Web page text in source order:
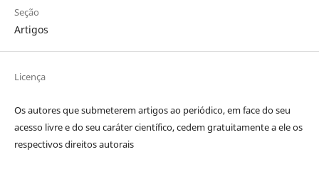
Seção
Artigos
Licença
Os autores que submeterem artigos ao periódico, em face do seu
acesso livre e do seu caráter científico, cedem gratuitamente a ele os
respectivos direitos autorais